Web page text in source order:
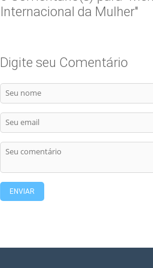
Internacional da Mulher"
Digite seu Comentário
ENVIAR